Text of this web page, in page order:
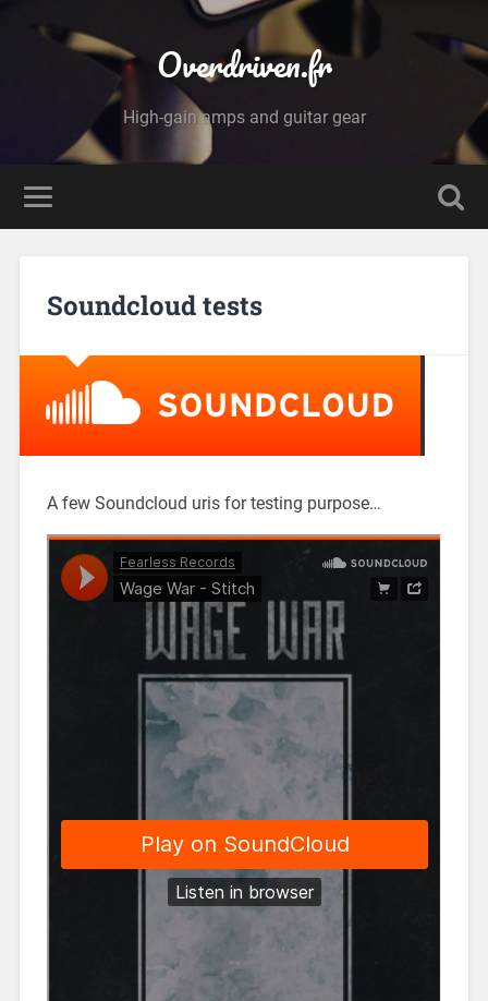
Overdriven.fr
High-gain amps and guitar gear
Soundcloud tests
A few Soundcloud uris for testing purpose…